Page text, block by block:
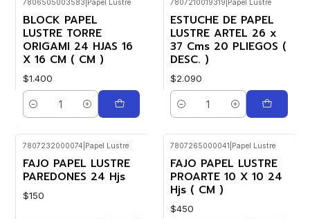
7806505003583 Papel Lustre
BLOCK PAPEL
LUSTRE TORRE
ORIGAMI 24 HJAS 16
X 16 CM ( CM )
$1.400
Cantidad
7807210019319 Papel Lustre
ESTUCHE DE PAPEL
LUSTRE ARTEL 26 x
37 Cms 20 PLIEGOS (
DESC. )
$2.090
Cantidad
7807232000074 Papel Lustre
FAJO PAPEL LUSTRE
PAREDONES 24 Hjs
$150
7807265000041 Papel Lustre
FAJO PAPEL LUSTRE
PROARTE 10 X 10 24
Hjs ( CM )
$450